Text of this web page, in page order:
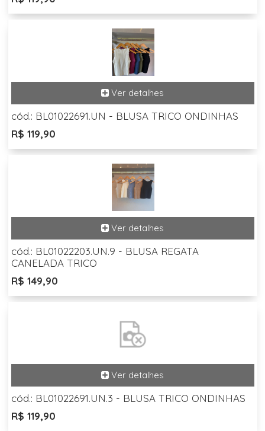
cód.: BL01022691.UN - BLUSA TRICO ONDINHAS
R$ 119,90
cód.: BL01022203.UN.9 - BLUSA REGATA
CANELADA TRICO
R$ 149,90
cód.: BL01022691.UN.3 - BLUSA TRICO ONDINHAS
R$ 119,90